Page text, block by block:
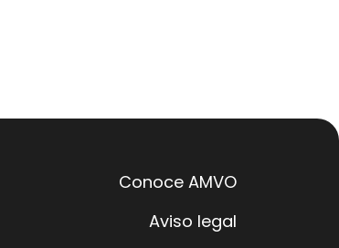
Conoce AMVO
Aviso legal